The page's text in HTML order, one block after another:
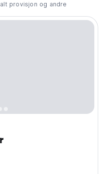
provisjon og andre